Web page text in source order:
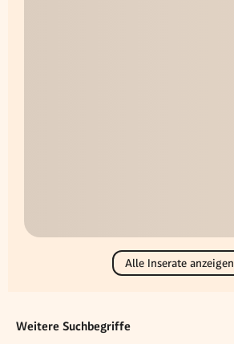
Alle Inserate anzeigen
Weitere Suchbegriffe